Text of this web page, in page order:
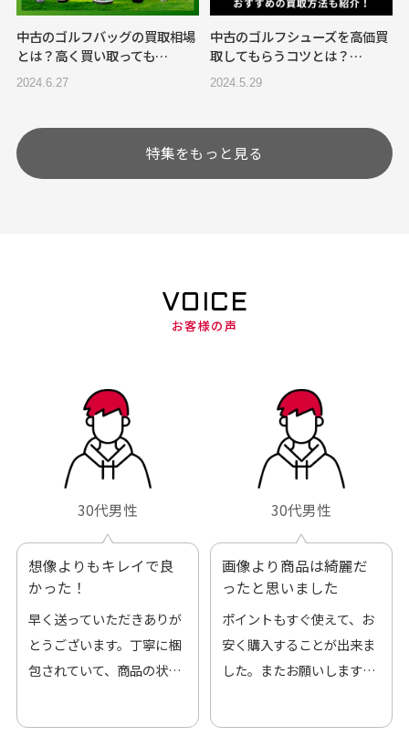
中古のゴルフバッグの買取相場
とは？高く買い取っても…
2024.6.27
中古のゴルフシューズを高価買
取してもらうコツとは？…
2024.5.29
特集をもっと見る
VOICE
お客様の声
30代男性
想像よりもキレイで良
かった！
早く送っていただきありが
とうございます。丁寧に梱
包されていて、商品の状態
30代男性
画像より商品は綺麗だ
ったと思いました
ポイントもすぐ使えて、お
安く購入することが出来ま
した。またお願いします、